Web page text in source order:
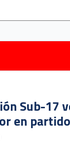
Sub-17
en partido